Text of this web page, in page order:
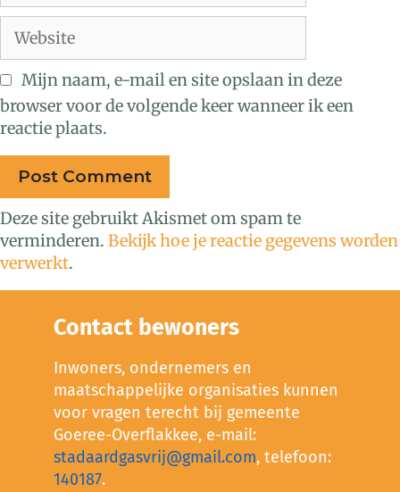
Mijn naam, e-mail en site opslaan in deze
browser voor de volgende keer wanneer ik een
reactie plaats.
Deze site gebruikt Akismet om spam te
verminderen. Bekijk hoe je reactie gegevens worden
verwerkt.
Contact bewoners
Inwoners, ondernemers en
maatschappelijke organisaties kunnen
voor vragen terecht bij gemeente
Goeree-Overflakkee, e-mail:
stadaardgasvrij@gmail.com, telefoon:
140187.